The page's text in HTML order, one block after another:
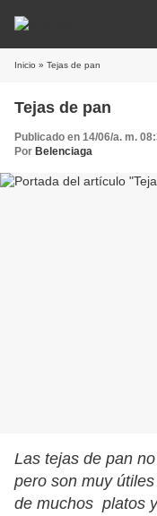
Inicio » Tejas de pan
Tejas de pan
Publicado en 14/06/a. m.
Por Belenciaga
Las tejas de pan
pero son muy
de muchos platos